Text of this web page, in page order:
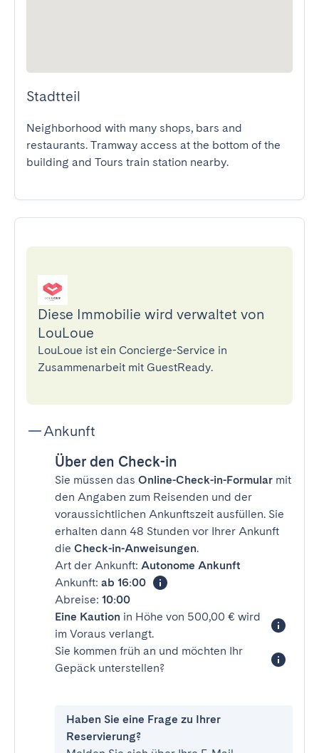
Stadtteil
Neighborhood with many shops, bars and
restaurants. Tramway access at the bottom of the
building and Tours train station nearby.
Diese Immobilie wird verwaltet von
LouLoue
LouLoue ist ein Concierge-Service in
Zusammenarbeit mit GuestReady.
Ankunft
Über den Check-in
Sie müssen das Online-Check-in-Formular mit
den Angaben zum Reisenden und der
voraussichtlichen Ankunftszeit ausfüllen. Sie
erhalten dann 48 Stunden vor Ihrer Ankunft
die Check-in-Anweisungen.
Art der Ankunft: Autonome Ankunft
Ankunft: ab 16:00
Abreise: 10:00
Eine Kaution in Höhe von 500,00 € wird
im Voraus verlangt.
Sie kommen früh an und möchten Ihr
Gepäck unterstellen?
Haben Sie eine Frage zu Ihrer
Reservierung?